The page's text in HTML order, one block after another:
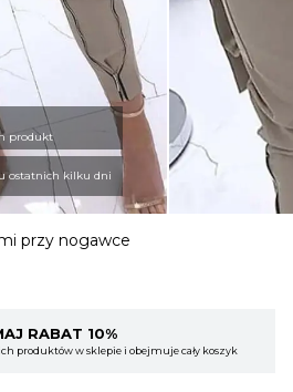
produkt
ostatnich kilku dni
przy nogawce
KUP 4 OTRZYMAJ
Rabat dotyczy wszystkich produktów